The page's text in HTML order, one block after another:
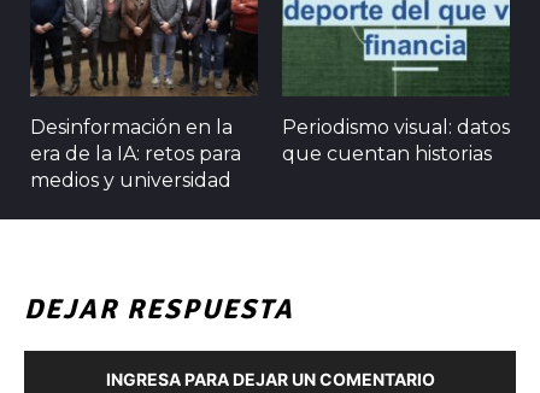
Desinformación en la
era de la IA: retos para
medios y universidad
Periodismo visual: datos
que cuentan historias
DEJAR RESPUESTA
INGRESA PARA DEJAR UN COMENTARIO